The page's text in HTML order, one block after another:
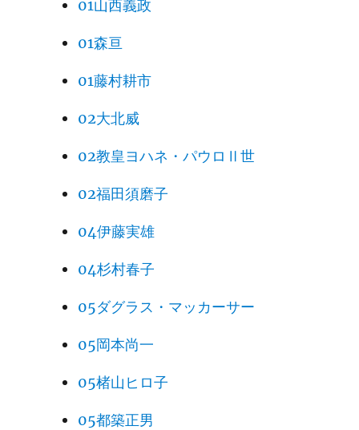
01山西義政
01森亘
01藤村耕市
02大北威
02教皇ヨハネ・パウロⅡ世
02福田須磨子
04伊藤実雄
04杉村春子
05ダグラス・マッカーサー
05岡本尚一
05楮山ヒロ子
05都築正男